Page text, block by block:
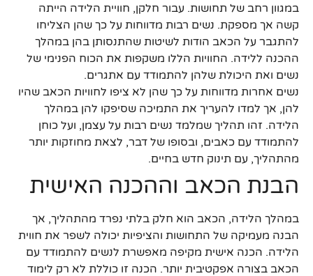
במגוון רחב של תחושות. עבור חלקן, חוויית הלידה הייתה
קשה אך מספקת. נשים רבות מדווחות על כך שהן הצליחו
להתגבר על הכאב הודות לשיטות שהתנסותן בהן במהלך
ההכנה ללידה. החוויות הללו משקפות את הכוח הפנימי של
נשים ואת היכולת שלהן להתמודד עם אתגרים.
נשים אחרות מדווחות על כך שהן לא ציפו לחוויות הכאב שהיו
להן, אך למדו להעריך את התמיכה שסיפקו להן במהלך
הלידה. זהו תהליך שמלמד נשים רבות על עצמן, ועל כוחן
להתמודד עם כאבים, ובסופו של דבר, לצאת מחוזקות יותר
מהתהליך, עם תינוק חדש בחיים.
הבנת הכאב וההכנה האישית
במהלך הלידה, הכאב הוא חלק בלתי נפרד מהתהליך, אך
הבנה מעמיקה של התחושות והציפיות יכולה לשפר את חווית
הלידה. הכנה אישית מקיפה מאפשרת לנשים להתמודד עם
הכאב בצורה אפקטיבית יותר. הכנה זו כוללת לא רק לימוד